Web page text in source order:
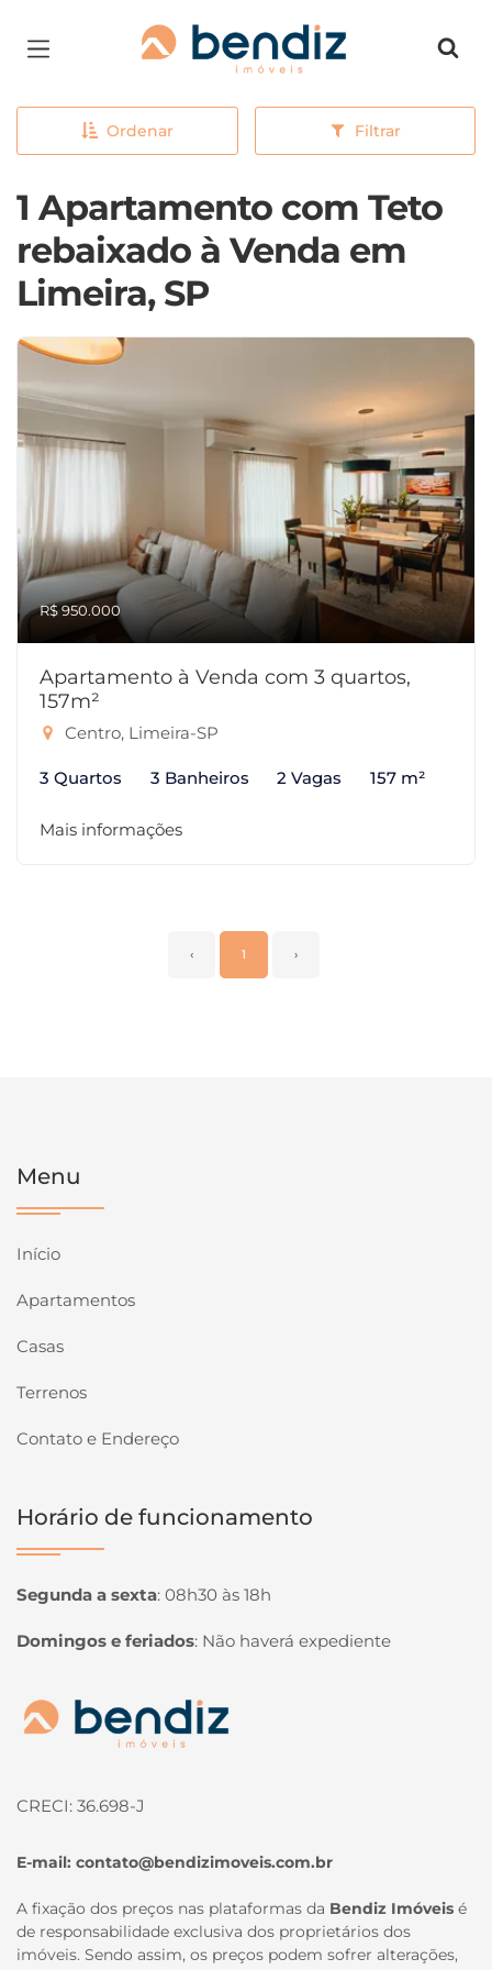
Página inicial
Ordenar Filtrar
1 Apartamento com Teto
rebaixado à Venda em
Limeira, SP
R$ 950.000
Apartamento à Venda com 3 quartos,
157m²
Centro, Limeira-SP
3 Quartos 3 Banheiros 2 Vagas 157 m²
Mais informações
‹ 1 ›
Menu
Início
Apartamentos
Casas
Terrenos
Contato e Endereço
Horário de funcionamento
Segunda a sexta: 08h30 às 18h
Domingos e feriados: Não haverá expediente
Página inicial
CRECI: 36.698-J
E-mail: contato@bendizimoveis.com.br
A fixação dos preços nas plataformas da Bendiz Imóveis é
de responsabilidade exclusiva dos proprietários dos
imóveis. Sendo assim, os preços podem sofrer alterações,